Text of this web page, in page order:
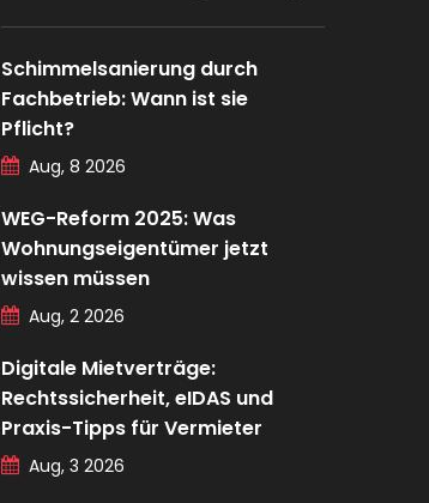
Schimmelsanierung durch
Fachbetrieb: Wann ist sie
Pflicht?
Aug, 8 2026
WEG-Reform 2025: Was
Wohnungseigentümer jetzt
wissen müssen
Aug, 2 2026
Digitale Mietverträge:
Rechtssicherheit, eIDAS und
Praxis-Tipps für Vermieter
Aug, 3 2026